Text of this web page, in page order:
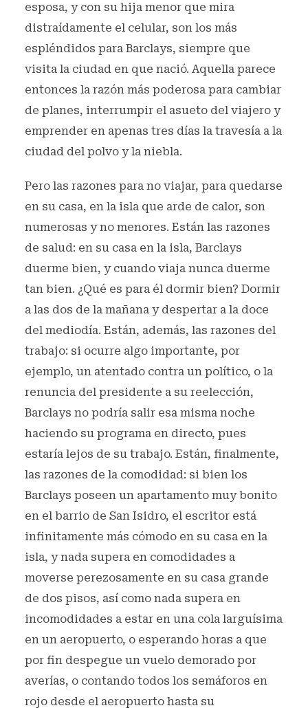
esposa, y con su hija menor que mira
distraídamente el celular, son los más
espléndidos para Barclays, siempre que
visita la ciudad en que nació. Aquella parece
entonces la razón más poderosa para cambiar
de planes, interrumpir el asueto del viajero y
emprender en apenas tres días la travesía a la
ciudad del polvo y la niebla.
Pero las razones para no viajar, para quedarse
en su casa, en la isla que arde de calor, son
numerosas y no menores. Están las razones
de salud: en su casa en la isla, Barclays
duerme bien, y cuando viaja nunca duerme
tan bien. ¿Qué es para él dormir bien? Dormir
a las dos de la mañana y despertar a la doce
del mediodía. Están, además, las razones del
trabajo: si ocurre algo importante, por
ejemplo, un atentado contra un político, o la
renuncia del presidente a su reelección,
Barclays no podría salir esa misma noche
haciendo su programa en directo, pues
estaría lejos de su trabajo. Están, finalmente,
las razones de la comodidad: si bien los
Barclays poseen un apartamento muy bonito
en el barrio de San Isidro, el escritor está
infinitamente más cómodo en su casa en la
isla, y nada supera en comodidades a
moverse perezosamente en su casa grande
de dos pisos, así como nada supera en
incomodidades a estar en una cola larguísima
en un aeropuerto, o esperando horas a que
por fin despegue un vuelo demorado por
averías, o contando todos los semáforos en
rojo desde el aeropuerto hasta su